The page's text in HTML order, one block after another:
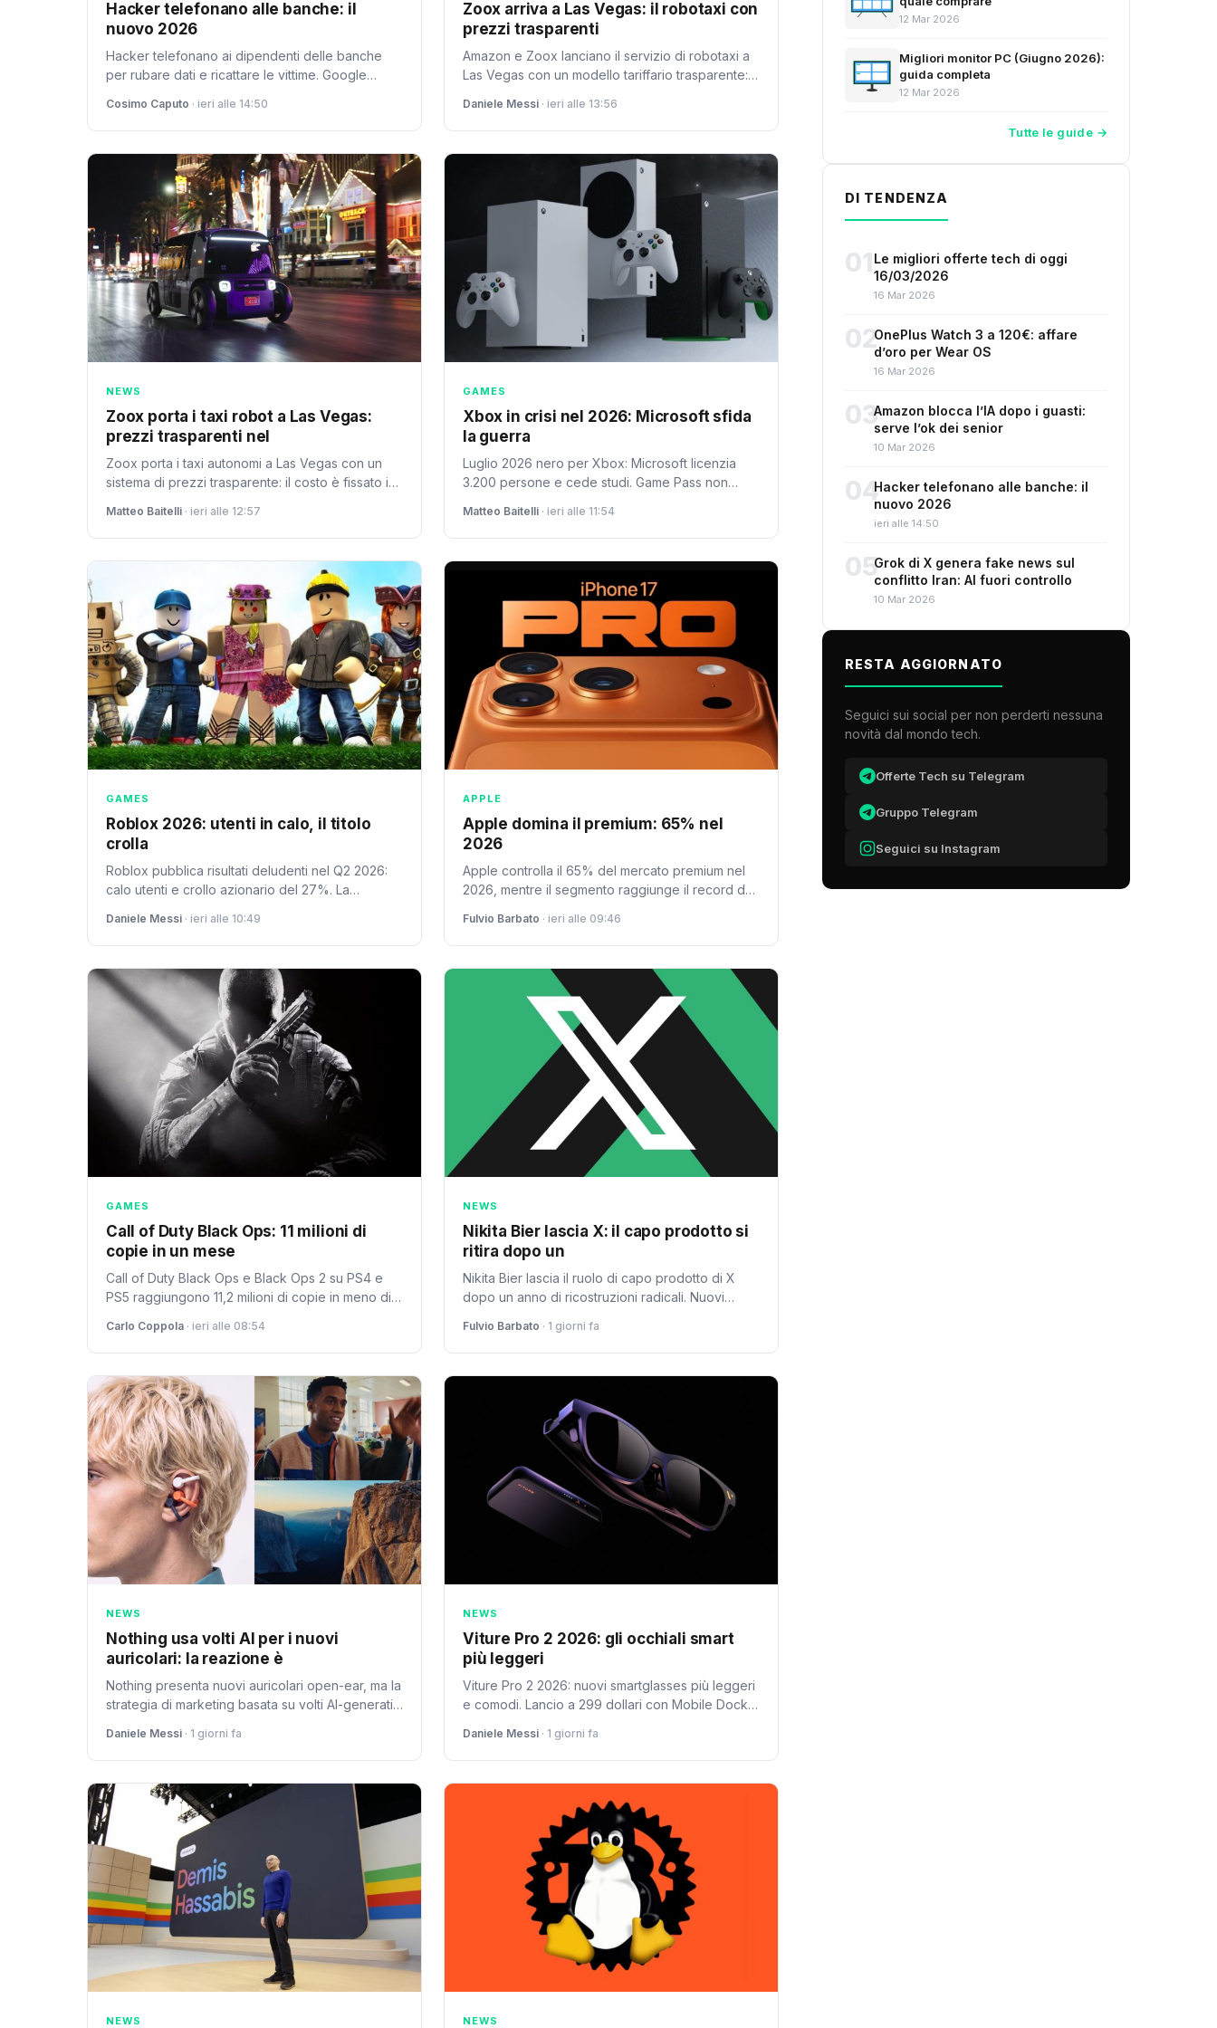
Hacker telefonano alle banche: il
nuovo 2026
Hacker telefonano ai dipendenti delle banche
per rubare dati e ricattare le vittime. Google
e autenticazione.
Cosimo Caputo · ieri alle 14:50
Zoox arriva a Las Vegas: il robotaxi con
prezzi trasparenti
Amazon e Zoox lanciano il servizio di robotaxi a
Las Vegas con un modello tariffario trasparente:
senza sorprese.
Daniele Messi · ieri alle 13:56
NEWS
Zoox porta i taxi robot a Las Vegas:
prezzi trasparenti nel
Zoox porta i taxi autonomi a Las Vegas con un
sistema di prezzi trasparente: il costo è fissato in
potrebbe ispirare il futuro della mobilità europea.
Matteo Baitelli · ieri alle 12:57
GAMES
Xbox in crisi nel 2026: Microsoft sfida
la guerra
Luglio 2026 nero per Xbox: Microsoft licenzia
3.200 persone e cede studi. Game Pass non
console war.
Matteo Baitelli · ieri alle 11:54
GAMES
Roblox 2026: utenti in calo, il titolo
crolla
Roblox pubblica risultati deludenti nel Q2 2026:
calo utenti e crollo azionario del 27%. La
con ripercussioni sull'ecosistema creator.
Daniele Messi · ieri alle 10:49
APPLE
Apple domina il premium: 65% nel
2026
Apple controlla il 65% del mercato premium nel
2026, mentre il segmento raggiunge il record del
totale.
Fulvio Barbato · ieri alle 09:46
GAMES
Call of Duty Black Ops: 11 milioni di
copie in un mese
Call of Duty Black Ops e Black Ops 2 su PS4 e
PS5 raggiungono 11,2 milioni di copie in meno di
di porting nella industria.
Carlo Coppola · ieri alle 08:54
NEWS
Nikita Bier lascia X: il capo prodotto si
ritira dopo un
Nikita Bier lascia il ruolo di capo prodotto di X
dopo un anno di ricostruzioni radicali. Nuovi
relazioni pubbliche nel 2026.
Fulvio Barbato · 1 giorni fa
NEWS
Nothing usa volti AI per i nuovi
auricolari: la reazione è
Nothing presenta nuovi auricolari open-ear, ma la
strategia di marketing basata su volti AI-generati
verso gli utenti.
Daniele Messi · 1 giorni fa
NEWS
Viture Pro 2 2026: gli occhiali smart
più leggeri
Viture Pro 2 2026: nuovi smartglasses più leggeri
e comodi. Lancio a 299 dollari con Mobile Dock
Daniele Messi · 1 giorni fa
NEWS NEWS
12 Mar 2026
Migliori monitor PC (Giugno 2026):
guida completa
12 Mar 2026
Tutte le guide →
DI TENDENZA
01 Le migliori offerte tech di oggi
16/03/2026
16 Mar 2026
02OnePlus Watch 3 a 120€: affare
d’oro per Wear OS
16 Mar 2026
03Amazon blocca l’IA dopo i guasti:
serve l’ok dei senior
10 Mar 2026
04Hacker telefonano alle banche: il
nuovo 2026
ieri alle 14:50
05Grok di X genera fake news sul
conflitto Iran: AI fuori controllo
10 Mar 2026
RESTA AGGIORNATO
Seguici sui social per non perderti nessuna
novità dal mondo tech.
Offerte Tech su Telegram
Gruppo Telegram
Seguici su Instagram